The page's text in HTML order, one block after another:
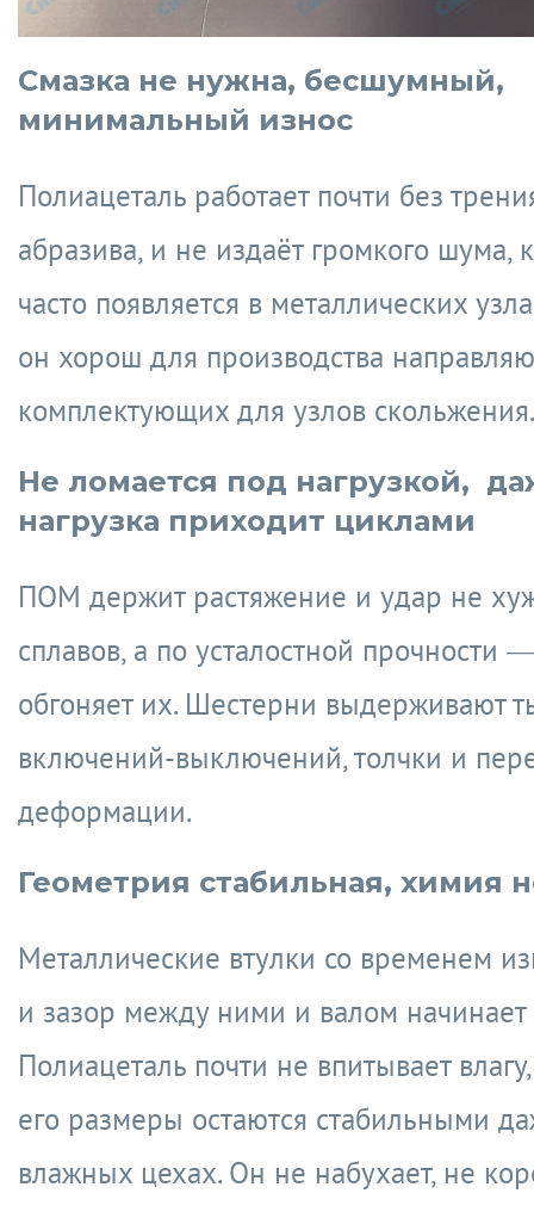
Смазка не нужна, бесшумный,
минимальный износ
Полиацеталь работает почти без
абразива, и не издаёт громкого шума,
часто появляется в металлических
он хорош для производства
комплектующих для узлов скольжения.
Не ломается под нагрузкой,
нагрузка приходит циклами
ПОМ держит растяжение и удар не
сплавов, а по усталостной прочности
обгоняет их. Шестерни выдерживают
включений-выключений, толчки и
деформации.
Геометрия стабильная, химия
Металлические втулки со временем
и зазор между ними и валом начинает
Полиацеталь почти не впитывает
его размеры остаются стабильными
влажных цехах. Он не набухает, не